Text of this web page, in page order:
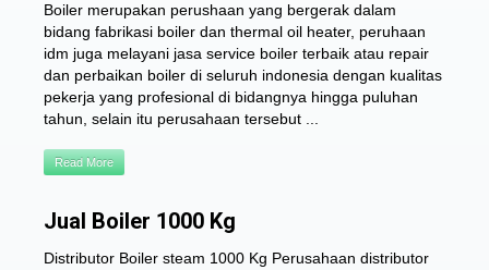
Boiler merupakan perushaan yang bergerak dalam
bidang fabrikasi boiler dan thermal oil heater, peruhaan
idm juga melayani jasa service boiler terbaik atau repair
dan perbaikan boiler di seluruh indonesia dengan kualitas
pekerja yang profesional di bidangnya hingga puluhan
tahun, selain itu perusahaan tersebut ...
Read More
Jual Boiler 1000 Kg
Distributor Boiler steam 1000 Kg Perusahaan distributor